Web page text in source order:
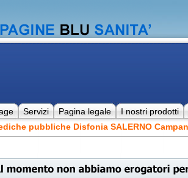
Servizi Pagina legale
I nostri prodotti
pubbliche Disfonia SALERNO